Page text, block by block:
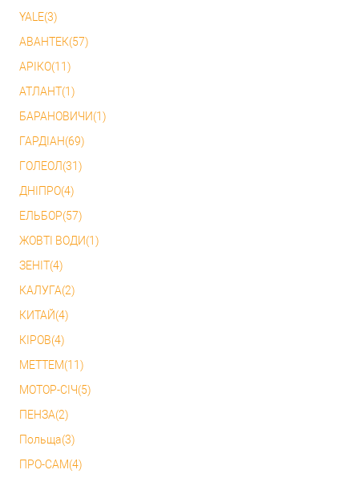
YALE(3)
АВАНТЕК(57)
АРІКО(11)
АТЛАНТ(1)
БАРАНОВИЧИ(1)
ГАРДІАН(69)
ГОЛЕОЛ(31)
ДНІПРО(4)
ЕЛЬБОР(57)
ЖОВТІ ВОДИ(1)
ЗЕНІТ(4)
КАЛУГА(2)
КИТАЙ(4)
КІРОВ(4)
МЕТТЕМ(11)
МОТОР-СІЧ(5)
ПЕНЗА(2)
Польща(3)
ПРО-САМ(4)